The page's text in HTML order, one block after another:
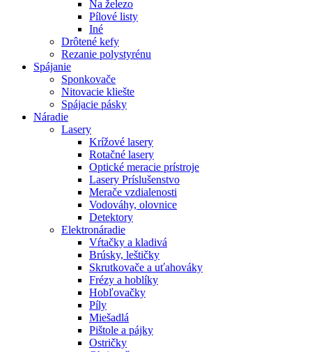
Na železo
Pílové listy
Iné
Drôtené kefy
Rezanie polystyrénu
Spájanie
Sponkovače
Nitovacie kliešte
Spájacie pásky
Náradie
Lasery
Krížové lasery
Rotačné lasery
Optické meracie prístroje
Lasery Príslušenstvo
Merače vzdialenosti
Vodováhy, olovnice
Detektory
Elektronáradie
Vŕtačky a kladivá
Brúsky, leštičky
Skrutkovače a uťahováky
Frézy a hoblíky
Hobľovačky
Píly
Miešadlá
Pištole a pájky
Ostričky